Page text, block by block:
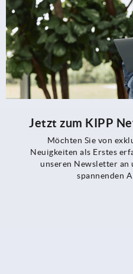
Jetzt zum KIPP
Möchten Sie von
Neuigkeiten als Erstes
unseren Newsletter an
spannenden